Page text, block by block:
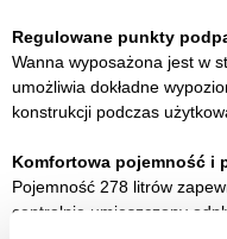
Regulowane punkty
Wanna wyposażona jest w
umożliwia dokładne
konstrukcji podczas
Komfortowa pojemność i
Pojemność 278 litrów
centralnie umieszczony